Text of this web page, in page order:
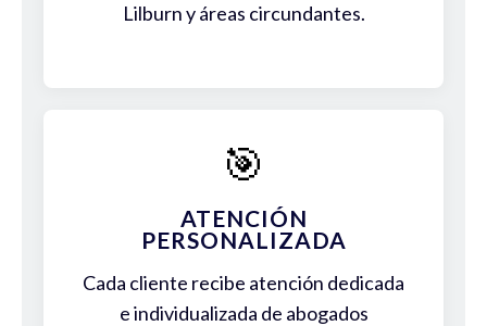
Lilburn y áreas circundantes.
🎯
ATENCIÓN
PERSONALIZADA
Cada cliente recibe atención dedicada
e individualizada de abogados